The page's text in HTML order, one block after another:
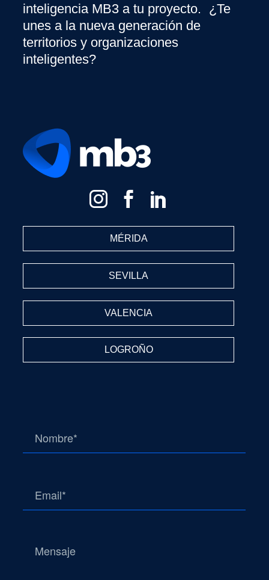
inteligencia MB3 a tu proyecto. ¿Te
unes a la nueva generación de
territorios y organizaciones
inteligentes?
MÉRIDA
SEVILLA
VALENCIA
LOGROÑO